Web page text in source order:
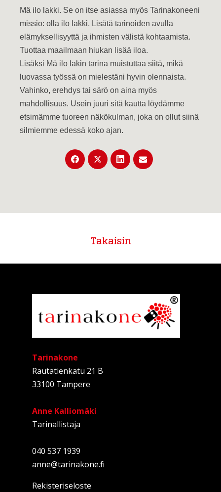
Mä ilo lakki. Se on itse asiassa myös Tarinakoneeni
missio: olla ilo lakki. Lisätä tarinoiden avulla
elämyksellisyyttä ja ihmisten välistä kohtaamista.
Tuottaa maailmaan hiukan lisää iloa.
Lisäksi Mä ilo lakin tarina muistuttaa siitä, mikä
luovassa työssä on mielestäni hyvin olennaista.
Vahinko, erehdys tai särö on aina myös
mahdollisuus. Usein juuri sitä kautta löydämme
etsimämme tuoreen näkökulman, joka on ollut siinä
silmiemme edessä koko ajan.
Takaisin
Tarinakone
Rautatienkatu 21 B
33100 Tampere
Anne Kalliomäki
Tarinallistaja
040 537 1939
anne@tarinakone.fi
Rekisteriseloste